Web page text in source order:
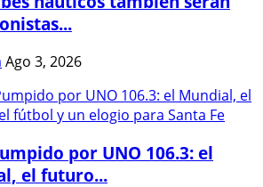
Ago 3, 2026
por UNO 106.3: el
el futuro...